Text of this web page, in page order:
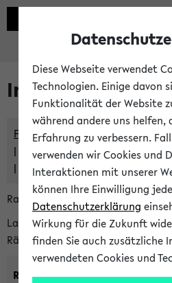
Im eKVV
Freie Räume und
Raumüberschneidungen
Hinweise der zentralen
Raumanfragen:
Lassen Sie sich alle Räume
Räumen mit bestimmten
Raumkriterien:
Diese Webseite verwendet
Technologien. Einige davon
Funktionalität der Website
während andere uns helfen,
Erfahrung zu verbessern.
verwenden wir Cookies und
Interaktionen mit unserer
können Ihre Einwilligung
Datenschutzerklärung
Wirkung für die Zukunft
finden Sie auch zusätzliche
verwendeten Cookies und